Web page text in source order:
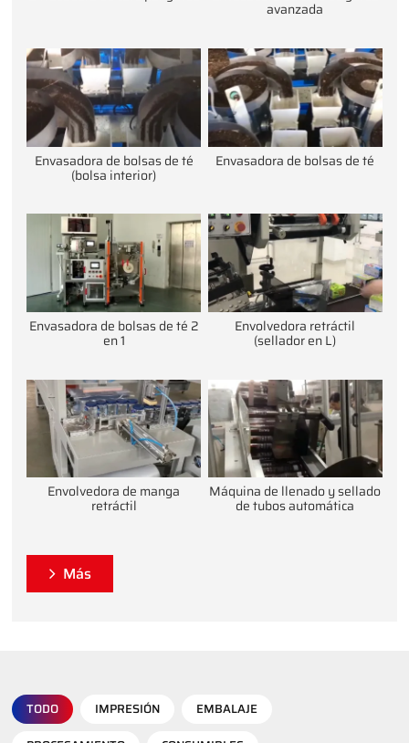
avanzada
Envasadora de bolsas de té
(bolsa interior)
Envasadora de bolsas de té
Envasadora de bolsas de té 2
en 1
Envolvedora retráctil
(sellador en L)
Envolvedora de manga
retráctil
Máquina de llenado y sellado
de tubos automática
Más
TODO IMPRESIÓN
EMBALAJE